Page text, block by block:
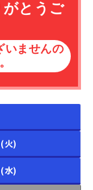
がとうご
いませんの
火)
水)